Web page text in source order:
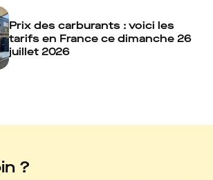
Prix des carburants : voici les
tarifs en France ce dimanche 26
juillet 2026
?